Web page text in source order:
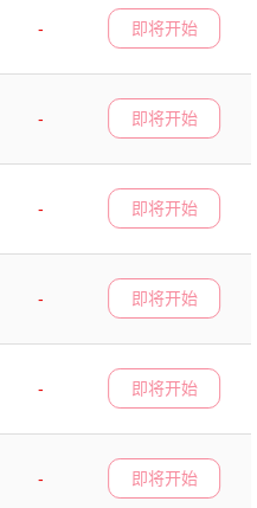
-
即将开始
-
即将开始
-
即将开始
-
即将开始
-
即将开始
-
即将开始